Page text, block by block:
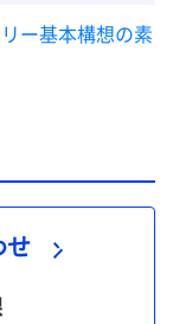
ー基本構想の素
せ